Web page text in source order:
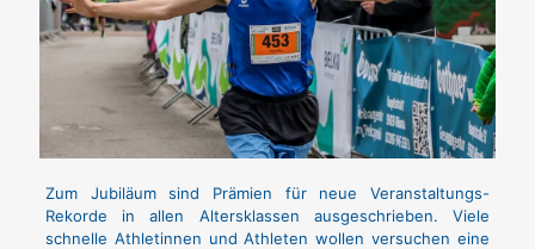
Zum Jubiläum sind Prämien für neue Veranstaltungs-
Rekorde in allen Altersklassen ausgeschrieben. Viele
schnelle Athletinnen und Athleten wollen versuchen eine